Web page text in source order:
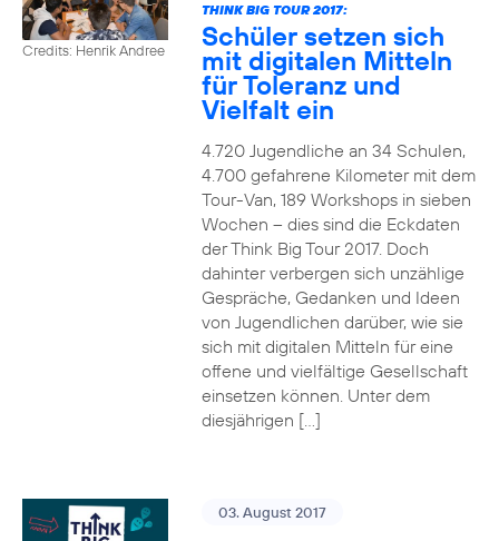
Credits: Henrik Andree
THINK BIG TOUR 2017:
Schüler setzen sich
mit digitalen Mitteln
für Toleranz und
Vielfalt ein
4.720 Jugendliche an 34 Schulen,
4.700 gefahrene Kilometer mit dem
Tour-Van, 189 Workshops in sieben
Wochen – dies sind die Eckdaten
der Think Big Tour 2017. Doch
dahinter verbergen sich unzählige
Gespräche, Gedanken und Ideen
von Jugendlichen darüber, wie sie
sich mit digitalen Mitteln für eine
offene und vielfältige Gesellschaft
einsetzen können. Unter dem
diesjährigen […]
03. August 2017